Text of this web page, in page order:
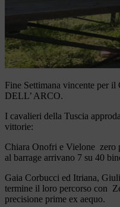
Fine Settimana vincente per
DELL’ ARCO.
I cavalieri della Tuscia
vittorie:
Chiara Onofri e Vielone zero
al barrage arrivano 7 su 40
Gaia Corbucci ed Itriana,
termine il loro percorso con
precisione prime ex aequo.